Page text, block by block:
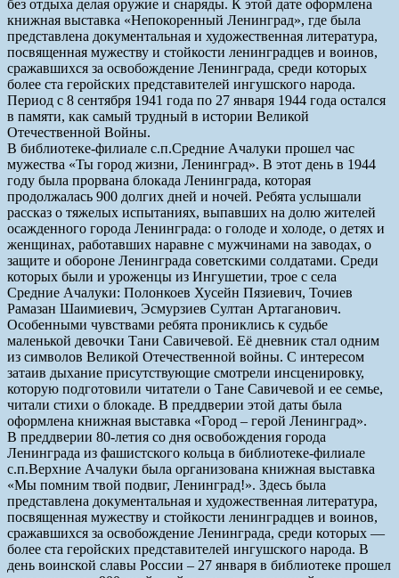
без отдыха делая оружие и снаряды. К этой дате оформлена
книжная выставка «Непокоренный Ленинград», где была
представлена документальная и художественная литература,
посвященная мужеству и стойкости ленинградцев и воинов,
сражавшихся за освобождение Ленинграда, среди которых
более ста геройских представителей ингушского народа.
Период с 8 сентября 1941 года по 27 января 1944 года остался
в памяти, как самый трудный в истории Великой
Отечественной Войны.
В библиотеке-филиале с.п.Средние Ачалуки прошел час
мужества «Ты город жизни, Ленинград». В этот день в 1944
году была прорвана блокада Ленинграда, которая
продолжалась 900 долгих дней и ночей. Ребята услышали
рассказ о тяжелых испытаниях, выпавших на долю жителей
осажденного города Ленинграда: о голоде и холоде, о детях и
женщинах, работавших наравне с мужчинами на заводах, о
защите и обороне Ленинграда советскими солдатами. Среди
которых были и уроженцы из Ингушетии, трое с села
Средние Ачалуки: Полонкоев Хусейн Пязиевич, Точиев
Рамазан Шаимиевич, Эсмурзиев Султан Артаганович.
Особенными чувствами ребята прониклись к судьбе
маленькой девочки Тани Савичевой. Её дневник стал одним
из символов Великой Отечественной войны. С интересом
затаив дыхание присутствующие смотрели инсценировку,
которую подготовили читатели о Тане Савичевой и ее семье,
читали стихи о блокаде. В преддверии этой даты была
оформлена книжная выставка «Город – герой Ленинград».
В преддверии 80-летия со дня освобождения города
Ленинграда из фашистского кольца в библиотеке-филиале
с.п.Верхние Ачалуки была организована книжная выставка
«Мы помним твой подвиг, Ленинград!». Здесь была
представлена документальная и художественная литература,
посвященная мужеству и стойкости ленинградцев и воинов,
сражавшихся за освобождение Ленинграда, среди которых —
более ста геройских представителей ингушского народа. В
день воинской славы России – 27 января в библиотеке прошел